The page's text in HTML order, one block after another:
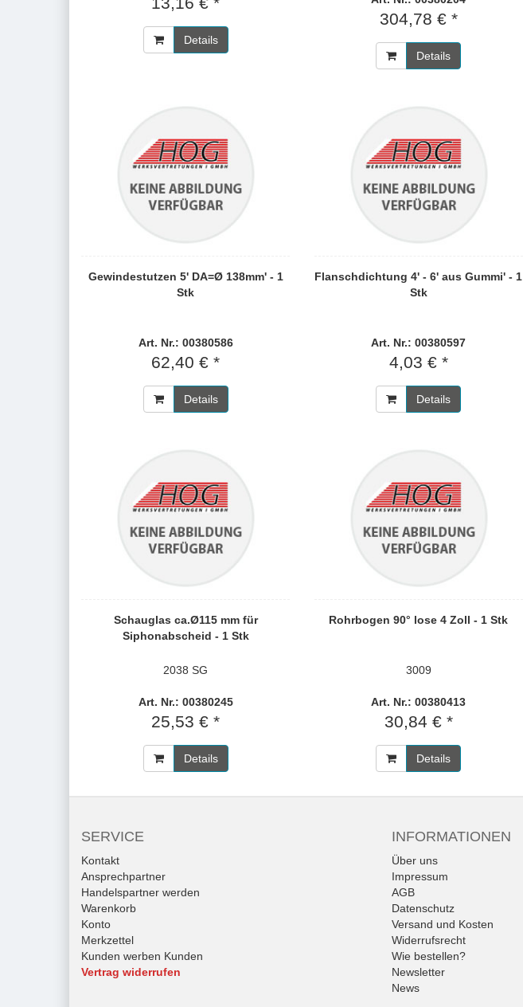
Details
304,78 € *
Details
Gewindestutzen 5' DA=Ø 138mm' - 1
Stk
Art. Nr.: 00380586
62,40 € *
Details
Flanschdichtung 4' - 6' aus Gummi' - 1
Stk
Art. Nr.: 00380597
4,03 € *
Details
Schauglas ca.Ø115 mm für
Siphonabscheid - 1 Stk
2038 SG
Art. Nr.: 00380245
25,53 € *
Details
Rohrbogen 90° lose 4 Zoll - 1 Stk
3009
Art. Nr.: 00380413
30,84 € *
Details
SERVICE
Kontakt
Ansprechpartner
Handelspartner werden
Warenkorb
Konto
Merkzettel
Kunden werben Kunden
Vertrag widerrufen
INFORMATIONEN
Über uns
Impressum
AGB
Datenschutz
Versand und Kosten
Widerrufsrecht
Wie bestellen?
Newsletter
News